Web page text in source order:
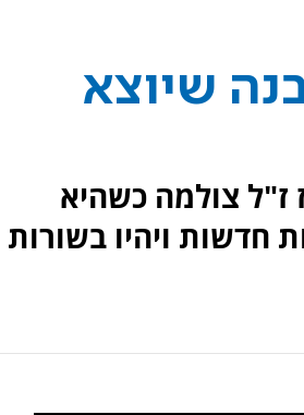
שיוצא
ז"ל צולמה כשהיא
ויהיו בשורות